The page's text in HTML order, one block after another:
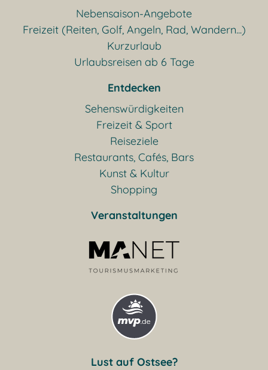
Nebensaison-Angebote
Freizeit (Reiten, Golf, Angeln, Rad, Wandern...)
Kurzurlaub
Urlaubsreisen ab 6 Tage
Entdecken
Sehenswürdigkeiten
Freizeit & Sport
Reiseziele
Restaurants, Cafés, Bars
Kunst & Kultur
Shopping
Veranstaltungen
Lust auf Ostsee?